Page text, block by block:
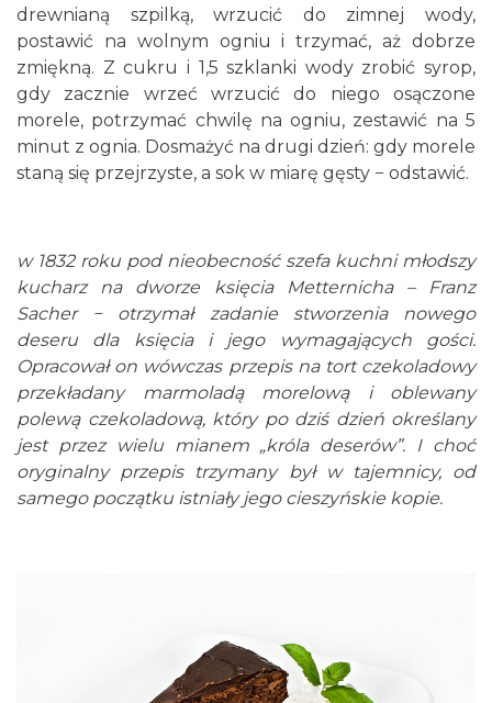
drewnianą szpilką, wrzucić do zimnej wody,
postawić na wolnym ogniu i trzymać, aż dobrze
zmiękną. Z cukru i 1,5 szklanki wody zrobić syrop,
gdy zacznie wrzeć wrzucić do niego osączone
morele, potrzymać chwilę na ogniu, zestawić na 5
minut z ognia. Dosmażyć na drugi dzień: gdy morele
staną się przejrzyste, a sok w miarę gęsty − odstawić.
w 1832 roku pod nieobecność szefa kuchni młodszy
kucharz na dworze księcia Metternicha – Franz
Sacher − otrzymał zadanie stworzenia nowego
deseru dla księcia i jego wymagających gości.
Opracował on wówczas przepis na tort czekoladowy
przekładany marmoladą morelową i oblewany
polewą czekoladową, który po dziś dzień określany
jest przez wielu mianem „króla deserów”. I choć
oryginalny przepis trzymany był w tajemnicy, od
samego początku istniały jego cieszyńskie kopie.